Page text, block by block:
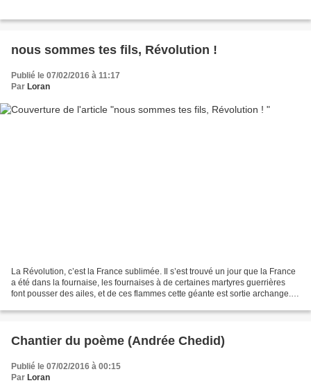
nous sommes tes fils, Révolution !
Publié le 07/02/2016 à 11:17
Par Loran
La Révolution, c’est la France sublimée. Il s’est trouvé un jour que la France
a été dans la fournaise, les fournaises à de certaines martyres guerrières
font pousser des ailes, et de ces flammes cette géante est sortie archange.
Chantier du poème (Andrée Chedid)
Publié le 07/02/2016 à 00:15
Par Loran